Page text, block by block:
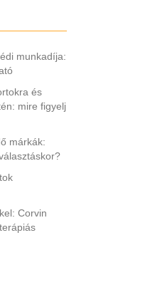
munkadíja:
és
mire figyelj
márkák:
Corvin